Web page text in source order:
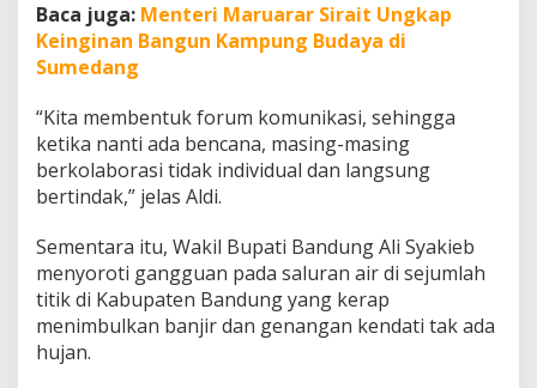
i
A
S
a
e
b
e
n
Baca juga: Menteri Maruarar Sirait Ungkap
Keinginan Bangun Kampung Budaya di
Sumedang
“Kita membentuk forum komunikasi, sehingga
ketika nanti ada bencana, masing-masing
berkolaborasi tidak individual dan langsung
bertindak,” jelas Aldi.
Sementara itu, Wakil Bupati Bandung Ali Syakieb
menyoroti gangguan pada saluran air di sejumlah
titik di Kabupaten Bandung yang kerap
menimbulkan banjir dan genangan kendati tak ada
hujan.